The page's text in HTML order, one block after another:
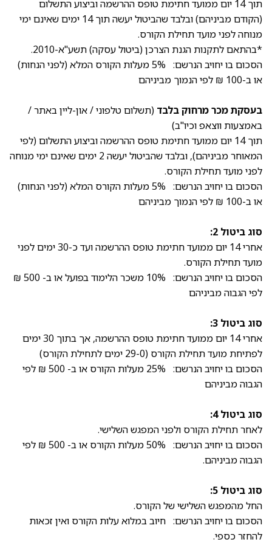
תוך 14 יום ממועד חתימת טופס ההרשמה וביצוע התשלום
(הקודם מביניהם) ובלבד שהביטול יעשה תוך 14 ימים שאינם ימי
מנוחה לפני מועד תחילת הקורס.
*בהתאם לתקנות הגנת הצרכן (ביטול עסקה) תשע"א-2010.
הסכום בו יחויב הנרשם: 5% מעלות הקורס המלא (לפני הנחות)
או ב-100 ₪ לפי הנמוך מביניהם
בעסקת מכר מרחוק בלבד (תשלום טלפוני / און-ליין באתר /
באמצעות ווצאפ וכיו"ב)
תוך 14 יום ממועד חתימת טופס ההרשמה וביצוע התשלום (לפי
המאוחר מביניהם), ובלבד שהביטול יעשה 2 ימים שאינם ימי מנוחה
לפני מועד תחילת הקורס.
הסכום בו יחויב הנרשם: 5% מעלות הקורס המלא (לפני הנחות)
או ב-100 ₪ לפי הנמוך מביניהם
סוג ביטול 2:
אחרי 14 יום ממועד חתימת טופס ההרשמה ועד כ-30 ימים לפני
מועד תחילת הקורס.
הסכום בו יחויב הנרשם: 10% משכר הלימוד בפועל או ב- 500 ₪
לפי הגבוה מביניהם
סוג ביטול 3:
אחרי 14 יום ממועד חתימת טופס ההרשמה, אך בתוך 30 ימים
לפתיחת מועד תחילת הקורס (29-0 ימים לתחילת הקורס)
הסכום בו יחויב הנרשם: 25% מעלות הקורס או ב- 500 ₪ לפי
הגבוה מביניהם
סוג ביטול 4:
לאחר תחילת הקורס ולפני המפגש השלישי.
הסכום בו יחויב הנרשם: 50% מעלות הקורס או ב- 500 ₪ לפי
הגבוה מביניהם.
סוג ביטול 5:
החל מהמפגש השלישי של הקורס.
הסכום בו יחויב הנרשם: חיוב במלוא עלות הקורס ואין זכאות
להחזר כספי.